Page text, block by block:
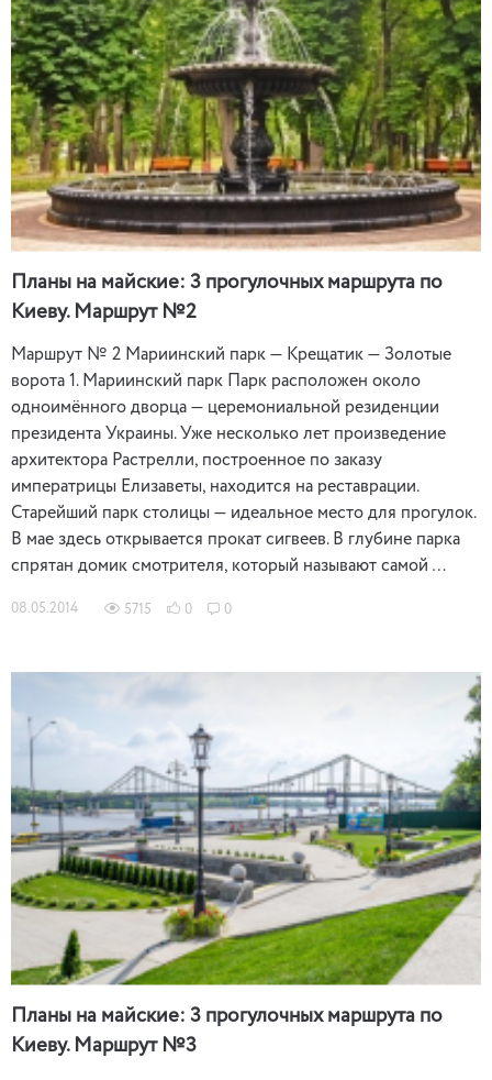
Планы на майские: 3 прогулочных маршрута по
Киеву. Маршрут №2
Маршрут № 2 Мариинский парк — Крещатик — Золотые
ворота 1. Мариинский парк Парк расположен около
одноимённого дворца — церемониальной резиденции
президента Украины. Уже несколько лет произведение
архитектора Растрелли, построенное по заказу
императрицы Елизаветы, находится на реставрации.
Старейший парк столицы — идеальное место для прогулок.
В мае здесь открывается прокат сигвеев. В глубине парка
спрятан домик смотрителя, который называют самой …
08.05.2014 5715 0 0
Планы на майские: 3 прогулочных маршрута по
Киеву. Маршрут №3